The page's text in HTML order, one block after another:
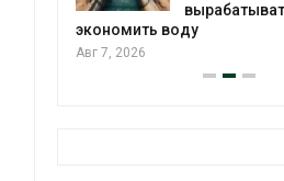
экономить воду
Авг 7, 2026